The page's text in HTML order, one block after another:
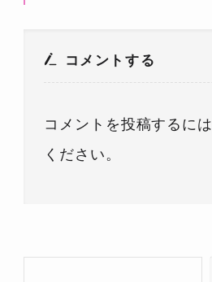
コメントする
コメントを投稿するには
ください。